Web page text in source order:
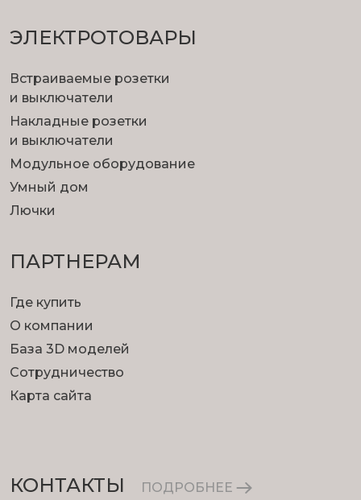
ЭЛЕКТРОТОВАРЫ
Встраиваемые розетки
и выключатели
Накладные розетки
и выключатели
Модульное оборудование
Умный дом
Лючки
ПАРТНЕРАМ
Где купить
О компании
База 3D моделей
Сотрудничество
Карта сайта
КОНТАКТЫ ПОДРОБНЕЕ